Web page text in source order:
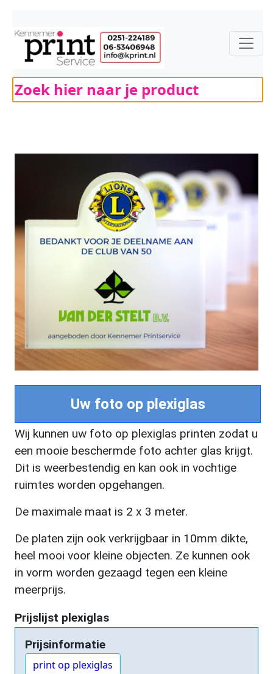
Uw foto op plexiglas
Wij kunnen uw foto op plexiglas printen zodat u
een mooie beschermde foto achter glas krijgt.
Dit is weerbestendig en kan ook in vochtige
ruimtes worden opgehangen.
De maximale maat is 2 x 3 meter.
De platen zijn ook verkrijgbaar in 10mm dikte,
heel mooi voor kleine objecten. Ze kunnen ook
in vorm worden gezaagd tegen een kleine
meerprijs.
Prijslijst plexiglas
Prijsinformatie
print op plexiglas